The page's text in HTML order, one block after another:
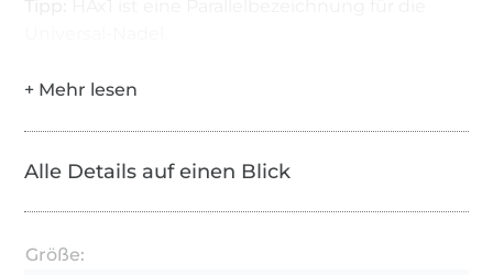
Alle Details auf einen Blick
Größe: